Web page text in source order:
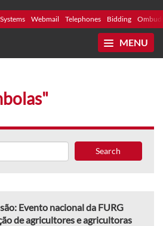
Systems Webmail Telephones Bidding
MENU
Search
Evento nacional da FURG
de agricultores e agricultoras